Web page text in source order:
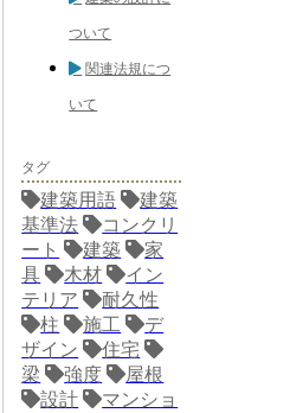
ついて
関連法規につ
いて
タグ
建築用語
建築
基準法
コンクリ
ート
建築
家
具
木材
イン
テリア
耐久性
柱
施工
デ
ザイン
住宅
梁
強度
屋根
設計
マンショ